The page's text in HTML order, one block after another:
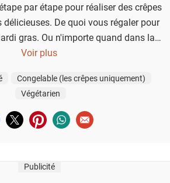
par étape pour réaliser des crêpes
De quoi vous régaler pour
gras. Ou n'importe quand dans la
semaine, en réalité...
Voir plus
Congelable (les crêpes uniquement)
Végétarien
sur facebook
Partager sur twitter
Partager sur pinterest
Partager sur whatsapp
Envoyer à un ami
Publicité